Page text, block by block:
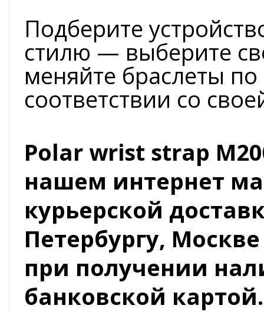
Подберите
стилю — выберите
меняйте браслеты
соответствии со
Polar wrist strap
нашем интернет
курьерской
Петербургу,
при получении
банковской картой.